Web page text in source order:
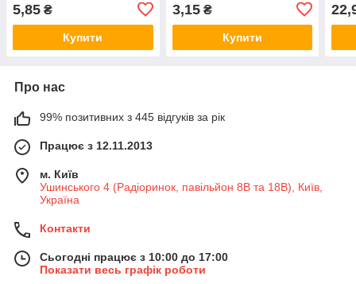
5,85 ₴
Купити
3,15₴
Купити
Про нас
99% позитивних з 445 відгуків за рік
Працює з 12.11.2013
м. Київ
Ушинського 4 (Радіоринок, павільйон 8В та 18В), Київ,
Україна
Контакти
Сьогодні працює з 10:00 до 17:00
Показати весь графік роботи